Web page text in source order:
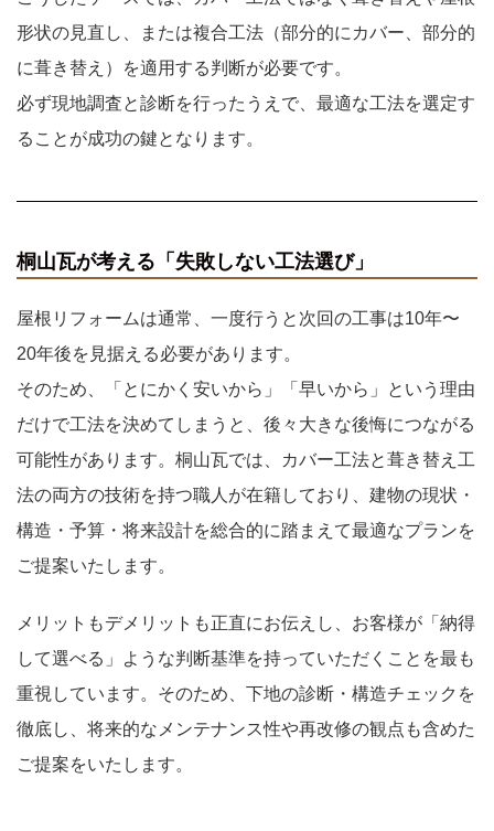
形状の見直し、または複合工法（部分的にカバー、部分的
に葺き替え）を適用する判断が必要です。
必ず現地調査と診断を行ったうえで、最適な工法を選定す
ることが成功の鍵となります。
桐山瓦が考える「失敗しない工法選び」
屋根リフォームは通常、一度行うと次回の工事は10年〜
20年後を見据える必要があります。
そのため、「とにかく安いから」「早いから」という理由
だけで工法を決めてしまうと、後々大きな後悔につながる
可能性があります。桐山瓦では、カバー工法と葺き替え工
法の両方の技術を持つ職人が在籍しており、建物の現状・
構造・予算・将来設計を総合的に踏まえて最適なプランを
ご提案いたします。
メリットもデメリットも正直にお伝えし、お客様が「納得
して選べる」ような判断基準を持っていただくことを最も
重視しています。そのため、下地の診断・構造チェックを
徹底し、将来的なメンテナンス性や再改修の観点も含めた
ご提案をいたします。